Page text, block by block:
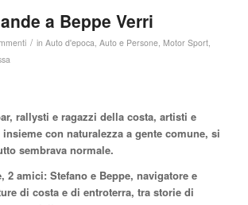
a Beppe Verri
/ in Auto d'epoca, Auto e Persone, Motor Sport,
rallysti e ragazzi della costa, artisti e
con naturalezza a gente comune, si
sembrava normale.
2 amici: Stefano e Beppe, navigatore e
di costa e di entroterra, tra storie di